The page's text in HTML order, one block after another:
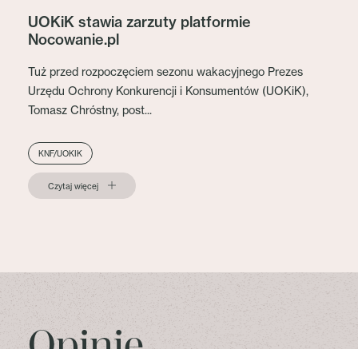
UOKiK stawia zarzuty platformie
Nocowanie.pl
Tuż przed rozpoczęciem sezonu wakacyjnego Prezes
Urzędu Ochrony Konkurencji i Konsumentów (UOKiK),
Tomasz Chróstny, post...
KNF/UOKIK
Czytaj więcej